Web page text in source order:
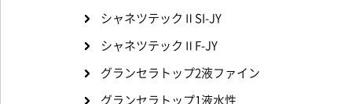
シャネツテックⅡSI-JY
シャネツテックⅡF-JY
グランセラトップ2液ファイン
グランセラトップ1液水性